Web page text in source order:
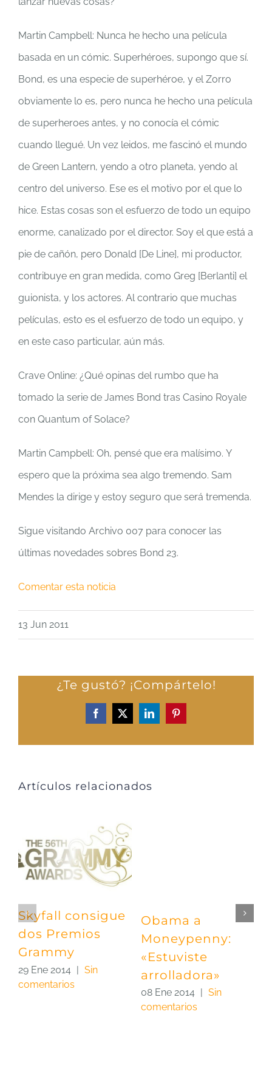
Martin Campbell: Nunca he hecho una película
basada en un cómic. Superhéroes, supongo que sí.
Bond, es una especie de superhéroe, y el Zorro
obviamente lo es, pero nunca he hecho una película
de superheroes antes, y no conocía el cómic
cuando llegué. Un vez leidos, me fascinó el mundo
de Green Lantern, yendo a otro planeta, yendo al
centro del universo. Ese es el motivo por el que lo
hice. Estas cosas son el esfuerzo de todo un equipo
enorme, canalizado por el director. Soy el que está a
pie de cañón, pero Donald [De Line], mi productor,
contribuye en gran medida, como Greg [Berlanti] el
guionista, y los actores. Al contrario que muchas
películas, esto es el esfuerzo de todo un equipo, y
en este caso particular, aún más.
Crave Online: ¿Qué opinas del rumbo que ha
tomado la serie de James Bond tras Casino Royale
con Quantum of Solace?
Martin Campbell: Oh, pensé que era malísimo. Y
espero que la próxima sea algo tremendo. Sam
Mendes la dirige y estoy seguro que será tremenda.
Sigue visitando Archivo 007 para conocer las
últimas novedades sobres Bond 23.
Comentar esta noticia
13 Jun 2011
¿Te gustó? ¡Compártelo!
Facebook
X LinkedInPinterest
Artículos relacionados
Skyfall consigue
dos Premios
Grammy
29 Ene 2014
Sin
comentarios
Obama a
Moneypenny:
«Estuviste
arrolladora»
08 Ene 2014
Sin
comentarios